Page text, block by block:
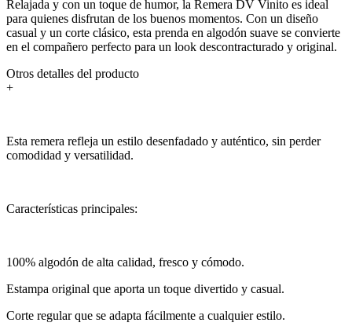
Relajada y con un toque de humor, la Remera DV Vinito es ideal
para quienes disfrutan de los buenos momentos. Con un diseño
casual y un corte clásico, esta prenda en algodón suave se convierte
en el compañero perfecto para un look descontracturado y original.
Otros detalles del producto
+
Esta remera refleja un estilo desenfadado y auténtico, sin perder
comodidad y versatilidad.
Características principales:
100% algodón de alta calidad, fresco y cómodo.
Estampa original que aporta un toque divertido y casual.
Corte regular que se adapta fácilmente a cualquier estilo.